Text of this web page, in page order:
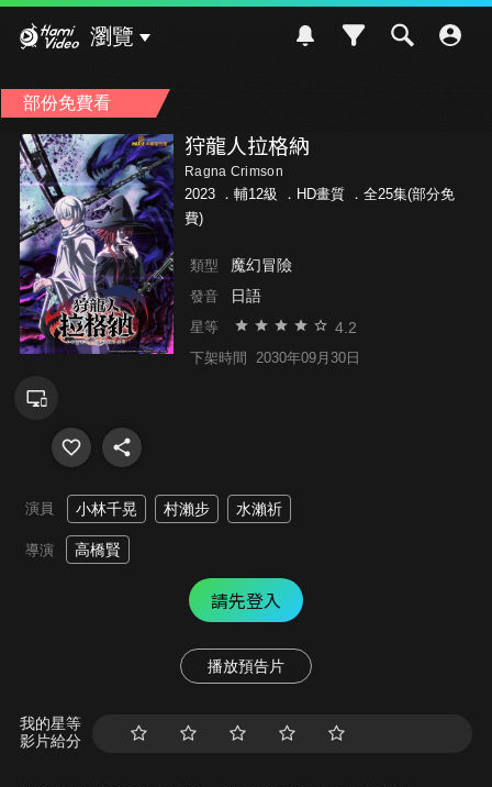
瀏覽
部份免費看
狩龍人拉格納
Ragna Crimson
2023 ． 輔12級
．HD畫質 ．全25集(部分免
費)
類型 魔幻冒險
發音 日語
星等 4.2
下架時間 2030年09月30日
演員 小林千晃 村瀨步 水瀨祈
導演 高橋賢
請先登入
播放預告片
我的星等
影片給分